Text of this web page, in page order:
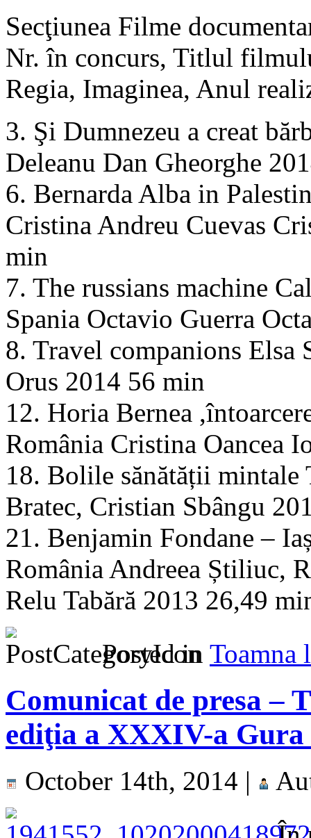
Secţiunea Filme
Nr. în concurs, Titlul
Regia, Imaginea, Anul
3. Şi Dumnezeu a creat
Deleanu Dan Gheorghe
6. Bernarda Alba in
Cristina Andreu Cuevas
min
7. The russians machine
Spania Octavio Guerra
8. Travel companions
Orus 2014 56 min
12. Horia Bernea
România Cristina Oancea
18. Bolile sănătății mintale
Bratec, Cristian Sbângu
21. Benjamin Fondane –
România Andreea Știliuc,
Relu Tabără 2013 26,49
Posted in Toamna
Comunicat de presa –
ediţia a XXXIV-a
October 14th, 2014 |